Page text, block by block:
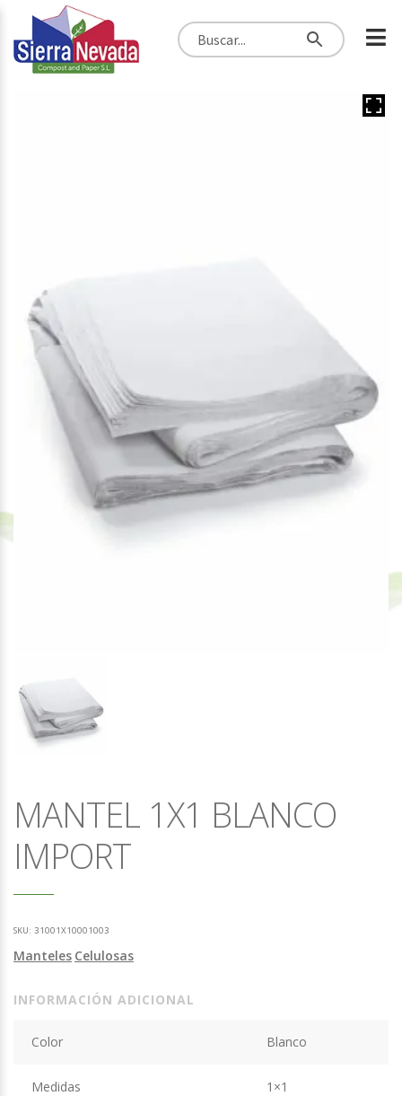
MANTEL 1X1 BLANCO
IMPORT
SKU: 31001X10001003
Manteles Celulosas
INFORMACIÓN ADICIONAL
Color Blanco
Medidas 1×1